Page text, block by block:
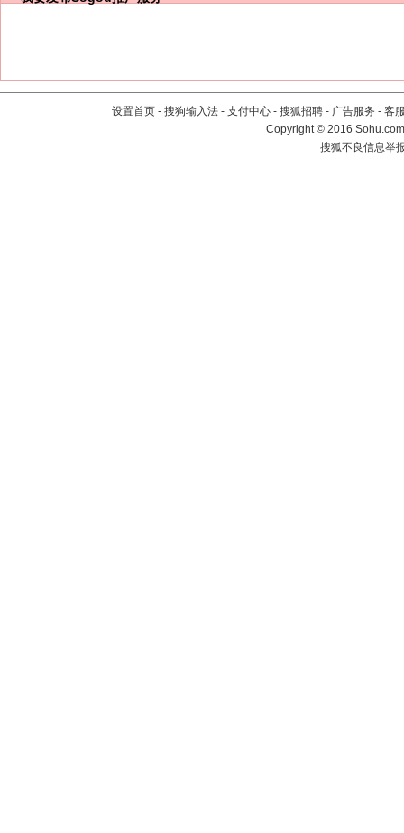
设置首页 - 搜狗输入法 - 支付中心 - 搜狐招聘 - 广告服务 - 客
Copyright©2016
搜狐不良信息举